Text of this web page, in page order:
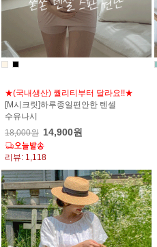
★(국내생산) 퀄리티부터 달라요!!★
[M시크릿]하루종일편안한 텐셀
수유나시
18,000원 14,900원
리뷰: 1,118